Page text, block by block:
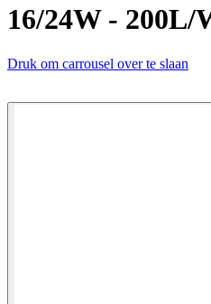
16/24W -
Druk om carrousel over te slaan